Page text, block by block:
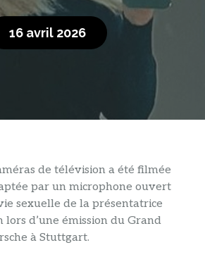
16 avril 2026
de télévision a été filmée
par un microphone ouvert
sexuelle de la présentatrice
d’une émission du Grand
à Stuttgart.